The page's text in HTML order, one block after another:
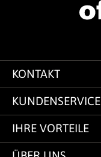
KONTAKT
KUNDENSERVICE
IHRE VORTEILE